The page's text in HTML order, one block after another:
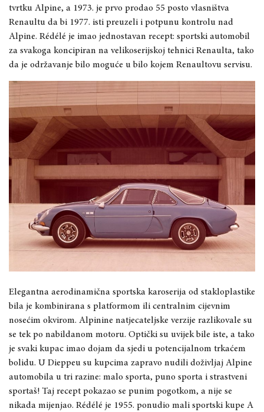
tvrtku Alpine, a 1973. je prvo prodao 55 posto vlasništva
Renaultu da bi 1977. isti preuzeli i potpunu kontrolu nad
Alpine. Rédélé je imao jednostavan recept: sportski automobil
za svakoga koncipiran na velikoserijskoj tehnici Renaulta, tako
da je održavanje bilo moguće u bilo kojem Renaultovu servisu.
Elegantna aerodinamična sportska karoserija od stakloplastike
bila je kombinirana s platformom ili centralnim cijevnim
nosećim okvirom. Alpinine natjecateljske verzije razlikovale su
se tek po nabildanom motoru. Optički su uvijek bile iste, a tako
je svaki kupac imao dojam da sjedi u potencijalnom trkaćem
bolidu. U Dieppeu su kupcima zapravo nudili doživljaj Alpine
automobila u tri razine: malo sporta, puno sporta i strastveni
sportaš! Taj recept pokazao se punim pogotkom, a nije se
nikada mijenjao. Rédélé je 1955. ponudio mali sportski kupe A